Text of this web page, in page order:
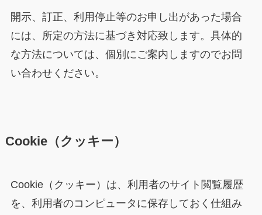
開示、訂正、利用停止等のお申し出があった場合
には、所定の方法に基づき対応致します。具体的
な方法については、個別にご案内しますのでお問
い合わせください。
Cookie（クッキー）
Cookie（クッキー）は、利用者のサイト閲覧履歴
を、利用者のコンピュータに保存しておく仕組み